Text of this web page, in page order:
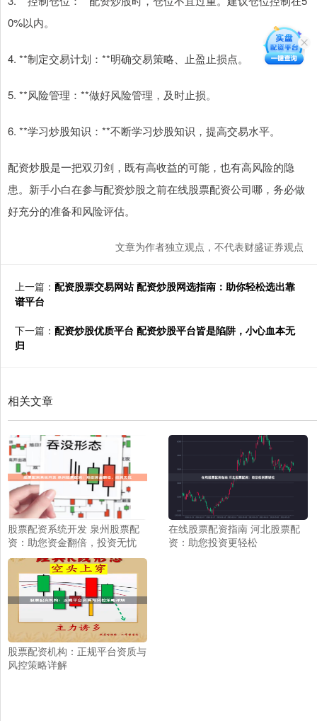
0%以内。
4. **制定交易计划：**明确交易策略、止盈止损点。
5. **风险管理：**做好风险管理，及时止损。
6. **学习炒股知识：**不断学习炒股知识，提高交易水平。
配资炒股是一把双刃剑，既有高收益的可能，也有高风险的隐
患。新手小白在参与配资炒股之前在线股票配资公司哪，务必做
好充分的准备和风险评估。
文章为作者独立观点，不代表财盛证券观点
上一篇： 配资股票交易网站 配资炒股网选指南：助你轻松选出靠
谱平台
下一篇： 配资炒股优质平台 配资炒股平台皆是陷阱，小心血本无
归
相关文章
股票配资系统开发 泉州股票配
资：助您资金翻倍，投资无忧
在线股票配资指南 河北股票配
资：助您投资更轻松
股票配资机构：正规平台资质与
风控策略详解